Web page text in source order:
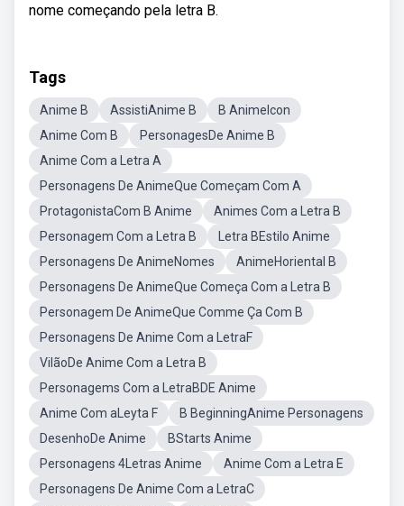
nome começando pela letra B.
Tags
Anime B AssistiAnime B
B AnimeIcon
Anime Com B
PersonagesDe Anime B
Anime Com a Letra A
Personagens De AnimeQue Começam Com A
ProtagonistaCom B Anime
Animes Com a Letra B
Personagem Com a Letra B
Letra BEstilo Anime
Personagens De AnimeNomes
AnimeHoriental B
Personagens De AnimeQue Começa Com a Letra B
Personagem De AnimeQue Comme Ça Com B
Personagens De Anime Com a LetraF
VilãoDe Anime Com a Letra B
Personagems Com a LetraBDE Anime
Anime Com aLeyta F
B BeginningAnime Personagens
DesenhoDe Anime
BStarts Anime
Personagens 4Letras Anime
Anime Com a Letra E
Personagens De Anime Com a LetraC